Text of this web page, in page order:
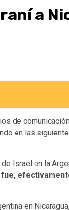
a
de
en las
Israel en la
fue,
en Nicaragua,